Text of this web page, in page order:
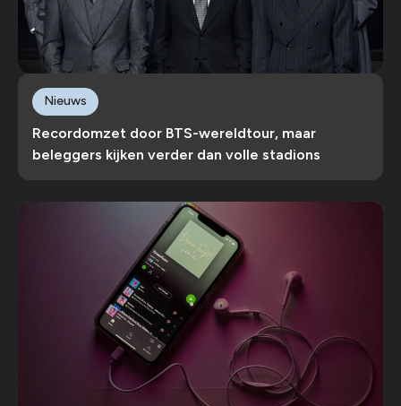
Recordomzet door BTS-wereldtour, maar
beleggers kijken verder dan volle stadions
Nieuws